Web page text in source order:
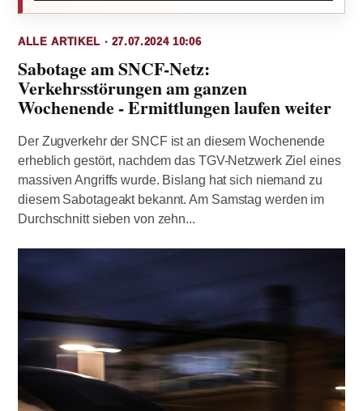
ALLE ARTIKEL · 27.07.2024 10:06
Sabotage am SNCF-Netz:
Verkehrsstörungen am ganzen
Wochenende - Ermittlungen laufen weiter
Der Zugverkehr der SNCF ist an diesem Wochenende
erheblich gestört, nachdem das TGV-Netzwerk Ziel eines
massiven Angriffs wurde. Bislang hat sich niemand zu
diesem Sabotageakt bekannt. Am Samstag werden im
Durchschnitt sieben von zehn...